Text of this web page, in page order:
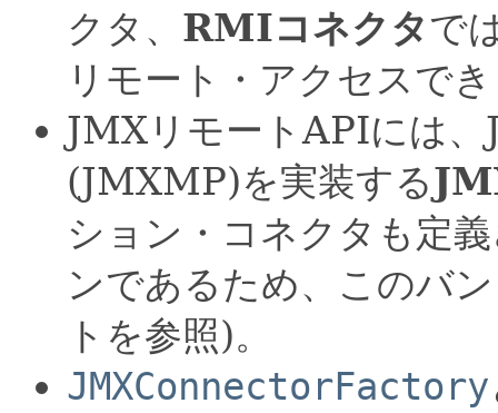
クタ、 RMIコネクタで
リモート・アクセスで
JMXリモートAPIには
(JMXMP)を実装する
ション・コネクタも定
ンであるため、このバ
トを参照)。
JMXConnectorFactory